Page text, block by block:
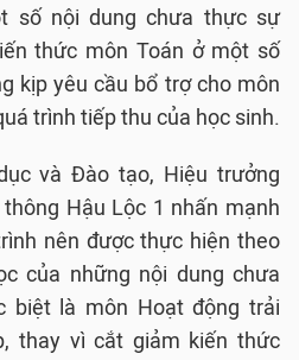
số nội dung chưa thực sự
thức môn Toán ở một số
kịp yêu cầu bổ trợ cho môn
trình tiếp thu của học sinh.
và Đào tạo, Hiệu trưởng
Hậu Lộc 1 nhấn mạnh
nên được thực hiện theo
của những nội dung chưa
biệt là môn Hoạt động trải
thay vì cắt giảm kiến thức